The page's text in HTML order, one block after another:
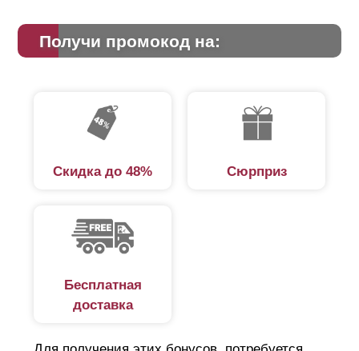
Получи промокод на:
Скидка до 48% Сюрприз
Бесплатная
доставка